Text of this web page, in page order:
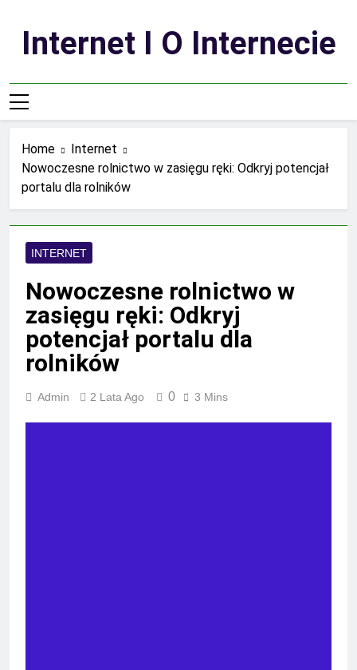
contentInternet I O Internecie
Home
Internet
Nowoczesne rolnictwo w zasięgu ręki: Odkryj potencjał
portalu dla rolników
INTERNET
Nowoczesne rolnictwo w
zasięgu ręki: Odkryj
potencjał portalu dla
rolników
Admin 2 Lata Ago 0 3 Mins